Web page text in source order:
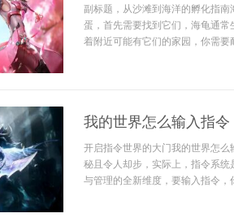
副标题，从沙滩到海洋的孵化指
蛋，首先需要找到它们，海龟通
着附近可能有它们的家园，你需要
我的世界怎么输入指
开启指令世界的大门我的世界怎
秘且令人却步，实际上，指令系
与管理的全新维度，要输入指令，